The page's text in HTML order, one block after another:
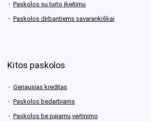
Paskolos su turto įkeitimu
Paskolos dirbantiems savarankiškai
Kitos paskolos
Geriausias kreditas
Paskolos bedarbiams
Paskolos be pajamų vertinimo